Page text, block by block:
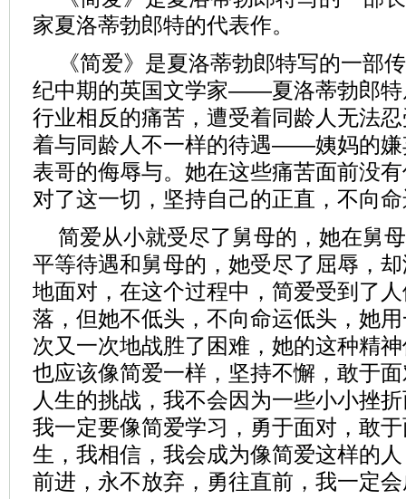
家夏洛蒂勃郎特的代表作。
《简爱》是夏洛蒂勃郎特写的一部
纪中期的英国文学家——夏洛蒂勃郎特
行业相反的痛苦，遭受着同龄人无法
着与同龄人不一样的待遇——姨妈的嫌
表哥的侮辱与。她在这些痛苦面前没
对了这一切，坚持自己的正直，不向
简爱从小就受尽了舅母的，她在舅
平等待遇和舅母的，她受尽了屈辱，
地面对，在这个过程中，简爱受到了
落，但她不低头，不向命运低头，她
次又一次地战胜了困难，她的这种精
也应该像简爱一样，坚持不懈，敢于
人生的挑战，我不会因为一些小小挫
我一定要像简爱学习，勇于面对，敢
生，我相信，我会成为像简爱这样的
前进，永不放弃，勇往直前，我一定